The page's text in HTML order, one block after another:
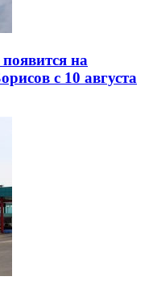
на
с 10 августа